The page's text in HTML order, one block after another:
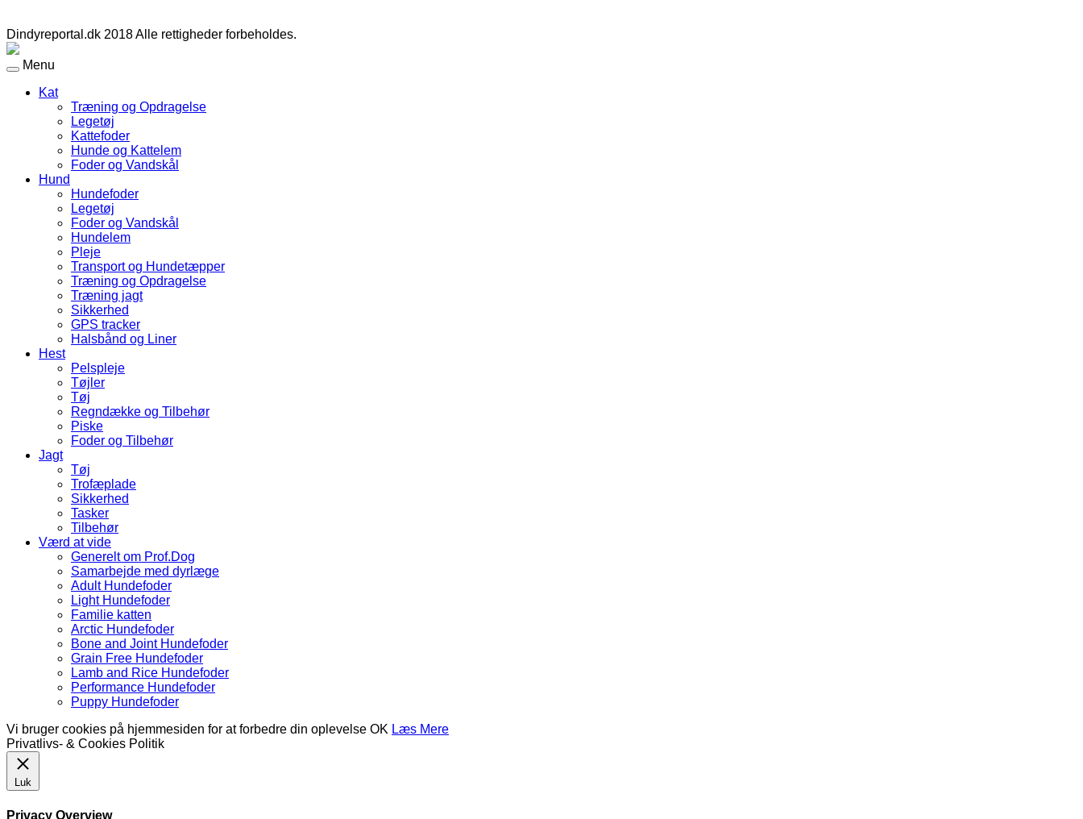
Dindyreportal.dk 2018 Alle rettigheder forbeholdes.
Menu
Kat
Træning og Opdragelse
Legetøj
Kattefoder
Hunde og Kattelem
Foder og Vandskål
Hund
Hundefoder
Legetøj
Foder og Vandskål
Hundelem
Pleje
Transport og Hundetæpper
Træning og Opdragelse
Træning jagt
Sikkerhed
GPS tracker
Halsbånd og Liner
Hest
Pelspleje
Tøjler
Tøj
Regndække og Tilbehør
Piske
Foder og Tilbehør
Jagt
Tøj
Trofæplade
Sikkerhed
Tasker
Tilbehør
Værd at vide
Generelt om Prof.Dog
Samarbejde med dyrlæge
Adult Hundefoder
Light Hundefoder
Familie katten
Arctic Hundefoder
Bone and Joint Hundefoder
Grain Free Hundefoder
Lamb and Rice Hundefoder
Performance Hundefoder
Puppy Hundefoder
Vi bruger cookies på hjemmesiden for at forbedre din oplevelse OK Læs Mere
Privatlivs- & Cookies Politik
Luk
Privacy Overview